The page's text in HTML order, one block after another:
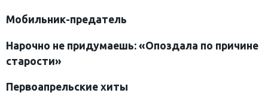
Мобильник-предатель
Нарочно не придумаешь: «Опоздала по причине
старости»
Первоапрельские хиты